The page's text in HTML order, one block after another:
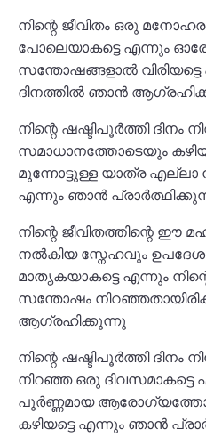
നിന്റെ ജീവിതം ഒരു
പോലെയാകട്ടെ എന്നും
സന്തോഷങ്ങളാൽ
ദിനത്തിൽ ഞാൻ
നിന്റെ ഷഷ്ടിപൂർത്തി
സമാധാനത്തോടെയും
മുന്നോട്ടുള്ള യാത്ര എല്ലാ
എന്നും ഞാൻ
നിന്റെ ജീവിതത്തിന്റെ ഈ
നൽകിയ സ്നേഹവും
മാതൃകയാകട്ടെ എന്നും
സന്തോഷം
ആഗ്രഹിക്കുന്നു
നിന്റെ ഷഷ്ടിപൂർത്തി
നിറഞ്ഞ ഒരു ദിവസമാകട്ടെ
പൂർണ്ണമായ
കഴിയട്ടെ എന്നും ഞാൻ